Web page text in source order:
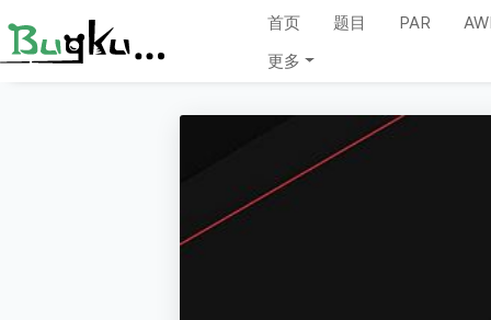
首页 题目 PAR
更多